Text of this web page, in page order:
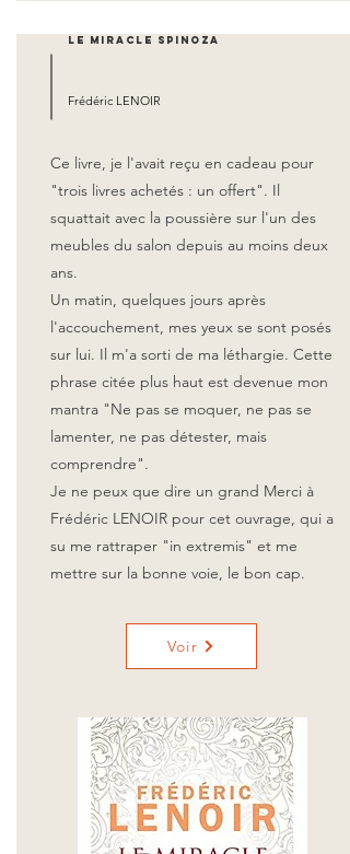
Le miracle Spinoza
Frédéric LENOIR
Ce livre, je l'avait reçu en cadeau pour
"trois livres achetés : un offert". Il
squattait avec la poussière sur l'un des
meubles du salon depuis au moins deux
ans.
Un matin, quelques jours après
l'accouchement, mes yeux se sont posés
sur lui. Il m'a sorti de ma léthargie. Cette
phrase citée plus haut est devenue mon
mantra "Ne pas se moquer, ne pas se
lamenter, ne pas détester, mais
comprendre".
Je ne peux que dire un grand Merci à
Frédéric LENOIR pour cet ouvrage, qui a
su me rattraper "in extremis" et me
mettre sur la bonne voie, le bon cap.
Voir